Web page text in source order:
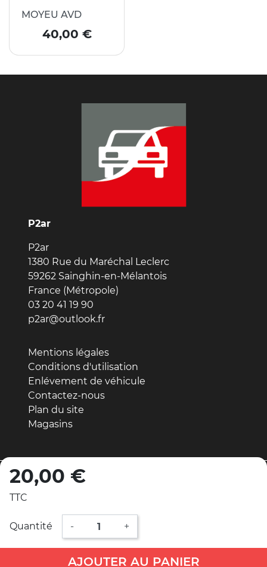
20,00 €
TTC
Quantité - +
AJOUTER AU PANIER
MOYEU AVD
Prix
40,00 €
P2ar
P2ar
1380 Rue du Maréchal Leclerc
59262 Sainghin-en-Mélantois
France (Métropole)
03 20 41 19 90
p2ar@outlook.fr
Mentions légales
Conditions d'utilisation
Enlévement de véhicule
Contactez-nous
Plan du site
Magasins
© 2026 - Réalisation par MDWeb
Conditions générales de vente
Plan du site